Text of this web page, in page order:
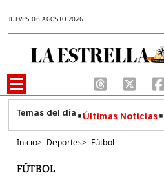
JUEVES 06 AGOSTO 2026
Últimas Noticias
Inicio> Deportes> Fútbol
FÚTBOL